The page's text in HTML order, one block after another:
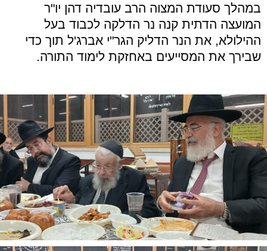
במהלך סעודת המצוה הרב עובדיה דהן יו"ר
המועצה הדתית קנה נר הדלקה לכבוד בעל
ההילולא, את הנר הדליק הגר"י אברג'ל תוך כדי
שבירך את המסייעים באחזקת לימוד התורה.